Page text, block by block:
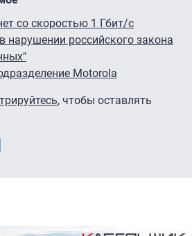
со скоростью 1 Гбит/с
нарушении российского закона
Motorola
, чтобы оставлять